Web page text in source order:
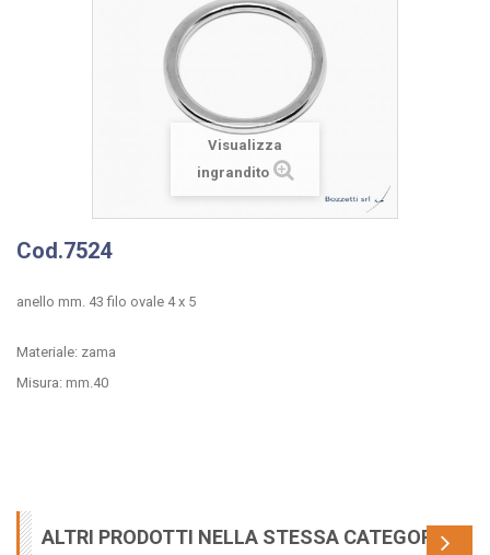
Visualizza
ingrandito
Cod.7524
anello mm. 43 filo ovale 4 x 5
Materiale: zama
Misura: mm.40
ALTRI PRODOTTI NELLA STESSA CATEGORIA